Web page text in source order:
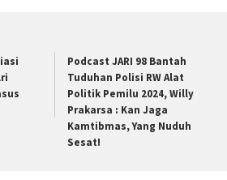
Podcast JARI 98 Bantah
Tuduhan Polisi RW Alat
Politik Pemilu 2024, Willy
Prakarsa : Kan Jaga
Kamtibmas, Yang Nuduh
Sesat!